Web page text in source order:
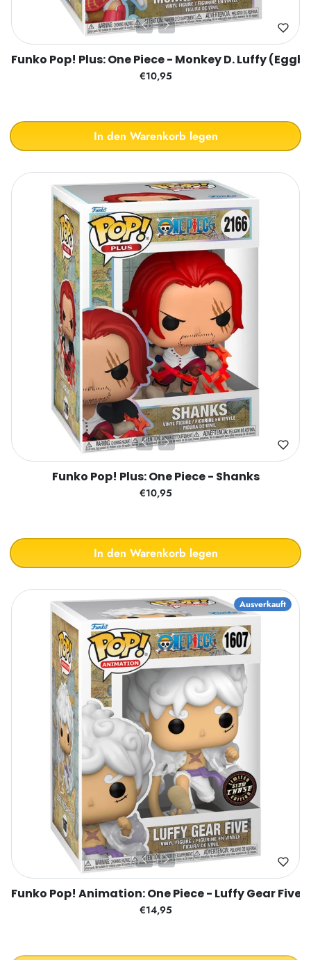
Funko Pop! Plus: One Piece - Monkey D. Luffy
€10,95
In den Warenkorb legen
Funko Pop! Plus: One Piece - Shanks
€10,95
In den Warenkorb legen
Ausverkauft
Funko Pop! Animation: One Piece - Luffy Gear Five
€14,95